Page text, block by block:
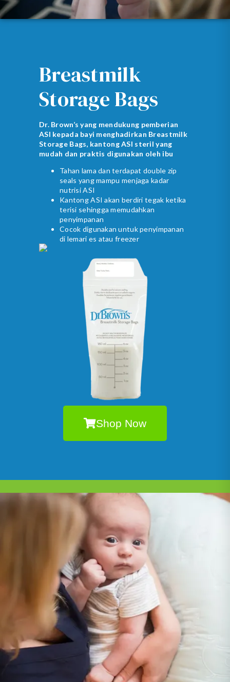
Breastmilk
Storage Bags
Dr. Brown’s yang mendukung pemberian
ASI kepada bayi menghadirkan Breastmilk
Storage Bags, kantong ASI steril yang
mudah dan praktis digunakan oleh ibu
Tahan lama dan terdapat double zip
seals yang mampu menjaga kadar
nutrisi ASI
Kantong ASI akan berdiri tegak ketika
terisi sehingga memudahkan
penyimpanan
Cocok digunakan untuk penyimpanan
di lemari es atau freezer
Shop Now